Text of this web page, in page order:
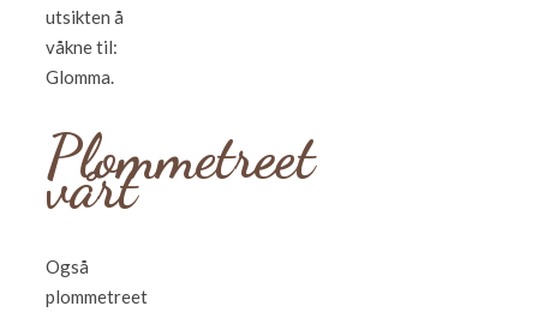
utsikten å
våkne til:
Glomma.
Plommetreet
vårt
Også
plommetreet